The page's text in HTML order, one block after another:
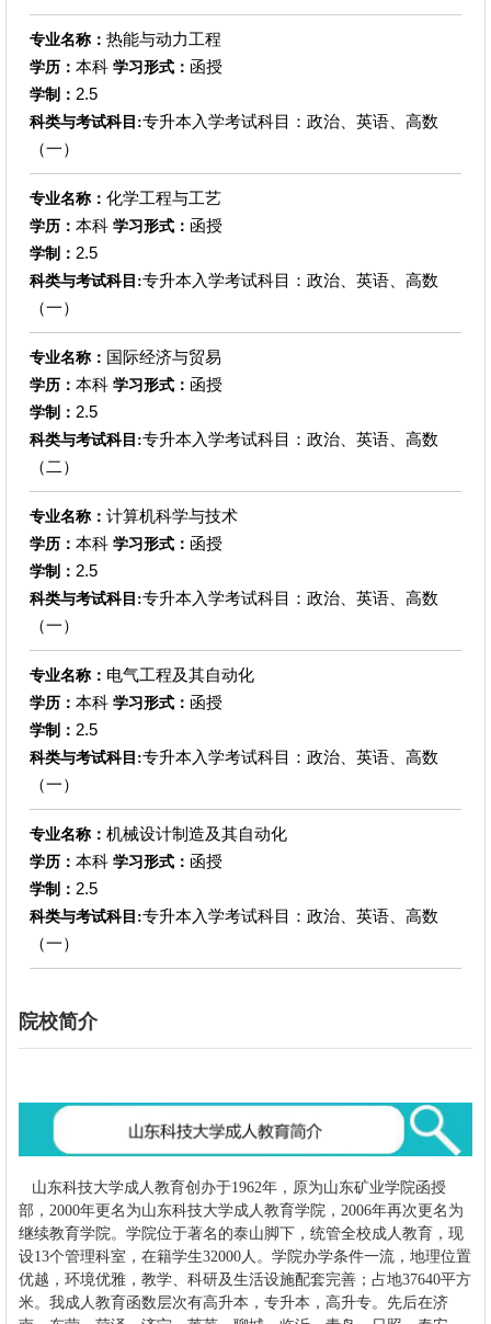
专业名称： 热能与动力工程
学历： 本科 学习形式： 函授
学制： 2.5
科类与考试科目:专升本入学考试科目：政治、英语、高数
（一）
专业名称： 化学工程与工艺
学历： 本科 学习形式： 函授
学制： 2.5
科类与考试科目:专升本入学考试科目：政治、英语、高数
（一）
专业名称： 国际经济与贸易
学历： 本科 学习形式： 函授
学制： 2.5
科类与考试科目:专升本入学考试科目：政治、英语、高数
（二）
专业名称： 计算机科学与技术
学历： 本科 学习形式： 函授
学制： 2.5
科类与考试科目:专升本入学考试科目：政治、英语、高数
（一）
专业名称： 电气工程及其自动化
学历： 本科 学习形式： 函授
学制： 2.5
科类与考试科目:专升本入学考试科目：政治、英语、高数
（一）
专业名称： 机械设计制造及其自动化
学历： 本科 学习形式： 函授
学制： 2.5
科类与考试科目:专升本入学考试科目：政治、英语、高数
（一）
院校简介
山东科技大学成人教育创办于1962年，原为山东矿业学院函授
部，2000年更名为山东科技大学成人教育学院，2006年再次更名为
继续教育学院。学院位于著名的泰山脚下，统管全校成人教育，现
设13个管理科室，在籍学生32000人。学院办学条件一流，地理位置
优越，环境优雅，教学、科研及生活设施配套完善；占地37640平方
米。我成人教育函数层次有高升本，专升本，高升专。先后在济